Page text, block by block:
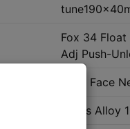
Fox 34 Float
Adj Push-
Race Face
Acros Alloy